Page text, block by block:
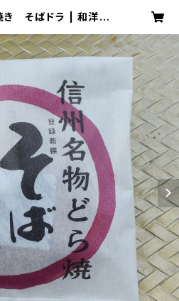
き そばドラ | 和洋菓